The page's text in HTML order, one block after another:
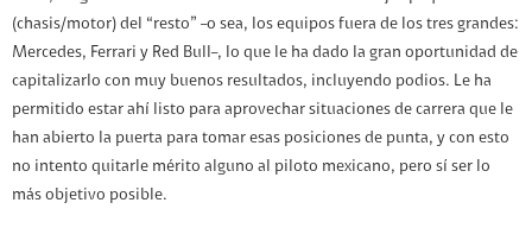
(chasis/motor) del “resto” –o sea, los equipos fuera de los tres grandes:
Mercedes, Ferrari y Red Bull–, lo que le ha dado la gran oportunidad de
capitalizarlo con muy buenos resultados, incluyendo podios. Le ha
permitido estar ahí listo para aprovechar situaciones de carrera que le
han abierto la puerta para tomar esas posiciones de punta, y con esto
no intento quitarle mérito alguno al piloto mexicano, pero sí ser lo
más objetivo posible.